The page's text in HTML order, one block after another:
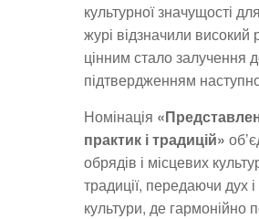
культурної значущості
журі відзначили високий
цінним стало залучення
підтвердженням
Номінація
практик і традицій»
обрядів і місцевих
традиції, передаючи дух
культури, де гармонійно